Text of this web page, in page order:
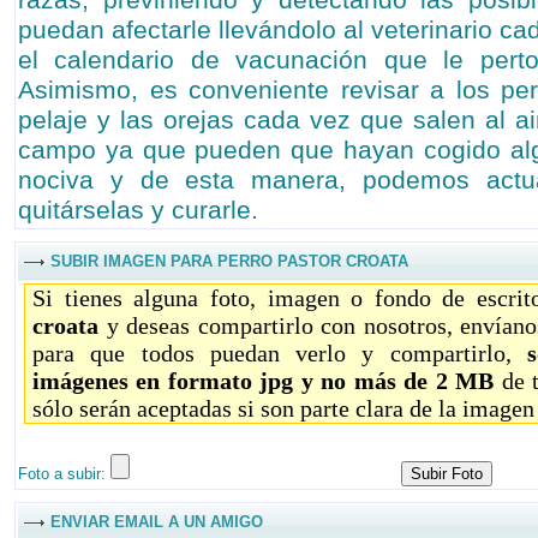
puedan afectarle llevándolo al veterinario
el calendario de vacunación que le
Asimismo, es conveniente revisar a los
pelaje y las orejas cada vez que salen al
campo ya que pueden que hayan cogido
nociva y de esta manera, podemos
quitárselas y curarle.
SUBIR IMAGEN PARA PERRO PASTOR CROATA
Si tienes alguna foto, imagen o fondo de
croata y deseas compartirlo con nosotros,
para que todos puedan verlo y compartirlo,
imágenes en formato jpg y no más de 2 MB de
sólo serán aceptadas si son parte clara de la
Foto a subir:
ENVIAR EMAIL A UN AMIGO